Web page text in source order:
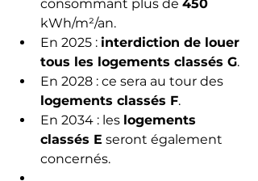
consommant plus de 450
kWh/m²/an.
En 2025 : interdiction de louer
tous les logements classés G.
En 2028 : ce sera au tour des
logements classés F.
En 2034 : les logements
classés E seront également
concernés.